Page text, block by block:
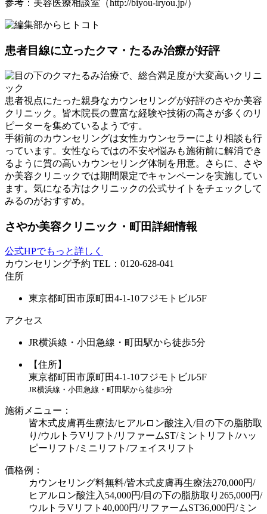
参考：美容医療相談室（http://biyou-iryou.jp/）
患者目線に立ったクマ・たるみ治療が好評
患者視点にたった親身なカウンセリングが好評のさやか美容
クリニック。皆木院長の豊富な経験や技術の高さが多くのリ
ピーターを集めているようです。
手術前のカウンセリングは女性カウンセラーにより相談も行
っています。女性ならではの不安や悩みも施術前に解消でき
るように質の高いカウンセリング体制を用意。さらに、さや
か美容クリニックでは期間限定でキャンペーンを実施してい
ます。気になる方はクリニックの公式サイトをチェックして
みるのがおすすめ。
さやか美容クリニック・町田詳細情報
公式HPでもっと詳しく
カウンセリング予約 TEL： 0120-628-041
住所
東京都町田市原町田4-1-10フジモトビル5F
アクセス
JR横浜線・小田急線・町田駅から徒歩5分
【住所】
東京都町田市原町田4-1-10フジモトビル5F
JR横浜線・小田急線・町田駅から徒歩5分
施術メニュー：
皆木式皮膚再生療法/ヒアルロン酸注入/目の下の脂肪取
り/ウルトラVリフト/リファームST/ミントリフト/ハッ
ピーリフト/ミニリフト/フェイスリフト
価格例：
カウンセリング料無料/皆木式皮膚再生療法270,000円/
ヒアルロン酸注入54,000円/目の下の脂肪取り265,000円/
ウルトラVリフト40,000円/リファームST36,000円/ミン